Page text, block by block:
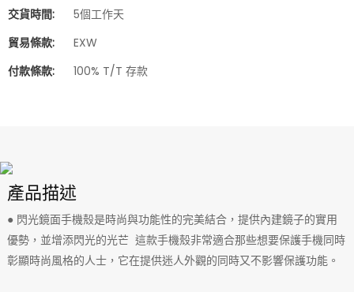
交貨時間:
5個工作天
貿易條款:
EXW
付款條款:
100% T/T 存款
產品描述
● 閃光鏡面手機殼是時尚與功能性的完美結合，提供內建鏡子的實用
優勢，並增添閃光的光芒 這款手機殼非常適合那些想要保護手機同時
彰顯時尚風格的人士，它在提供迷人外觀的同時又不影響保護功能。